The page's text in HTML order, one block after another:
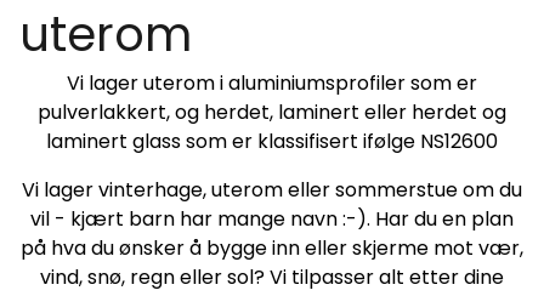
uterom
Vi lager uterom i aluminiumsprofiler som er
pulverlakkert, og herdet, laminert eller herdet og
laminert glass som er klassifisert ifølge NS12600
Vi lager vinterhage, uterom eller sommerstue om du
vil - kjært barn har mange navn :-). Har du en plan
på hva du ønsker å bygge inn eller skjerme mot vær,
vind, snø, regn eller sol? Vi tilpasser alt etter dine